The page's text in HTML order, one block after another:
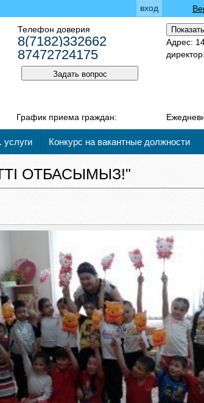
вход
Телефон доверия
8(7182)332662
87472724175
Задать вопрос
Адрес:
График приема граждан:
услуги Конкурс на вакантные должности
ОТБАСЫМЫЗ!"